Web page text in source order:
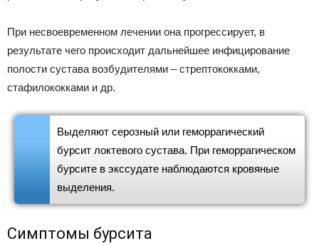
При несвоевременном лечении она прогрессирует, в
результате чего происходит дальнейшее инфицирование
полости сустава возбудителями – стрептококками,
стафилококками и др.
Выделяют серозный или геморрагический
бурсит локтевого сустава. При геморрагическом
бурсите в экссудате наблюдаются кровяные
выделения.
Симптомы бурсита